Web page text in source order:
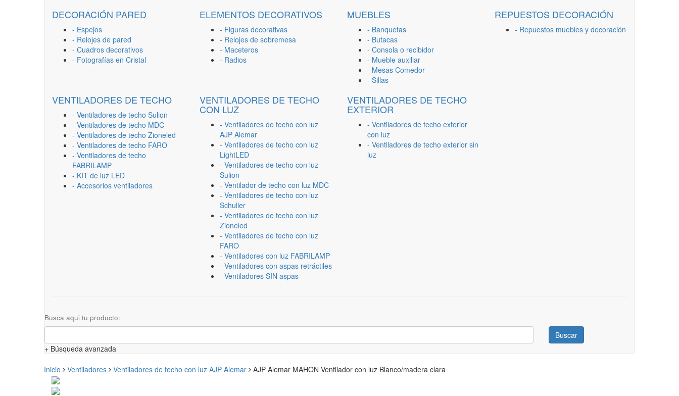
DECORACIÓN PARED
- Espejos
- Relojes de pared
- Cuadros decorativos
- Fotografías en Cristal
ELEMENTOS DECORATIVOS
- Figuras decorativas
- Relojes de sobremesa
- Maceteros
- Radios
MUEBLES
- Banquetas
- Butacas
- Consola o recibidor
- Mueble auxiliar
- Mesas Comedor
- Sillas
REPUESTOS DECORACIÓN
- Repuestos muebles y decoración
VENTILADORES DE TECHO
- Ventiladores de techo Sulion
- Ventiladores de techo MDC
- Ventiladores de techo Zioneled
- Ventiladores de techo FARO
- Ventiladores de techo
FABRILAMP
- KIT de luz LED
- Accesorios ventiladores
VENTILADORES DE TECHO
CON LUZ
- Ventiladores de techo con luz
AJP Alemar
- Ventiladores de techo con luz
LightLED
- Ventiladores de techo con luz
Sulion
- Ventilador de techo con luz MDC
- Ventiladores de techo con luz
Schuller
- Ventiladores de techo con luz
Zioneled
- Ventiladores de techo con luz
FARO
- Ventiladores con luz FABRILAMP
- Ventiladores con aspas retráctiles
- Ventiladores SIN aspas
VENTILADORES DE TECHO
EXTERIOR
- Ventiladores de techo exterior
con luz
- Ventiladores de techo exterior sin
luz
Busca aqui tu producto:
Buscar
+ Búsqueda avanzada
Inicio Ventiladores Ventiladores de techo con luz AJP Alemar AJP Alemar MAHON Ventilador con luz Blanco/madera clara